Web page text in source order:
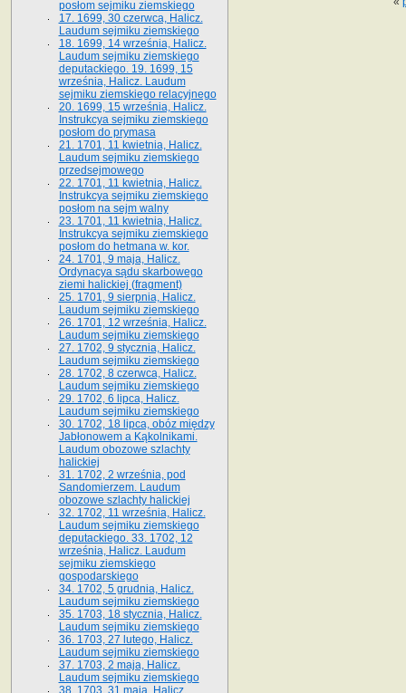
posłom sejmiku ziemskiego
17. 1699, 30 czerwca, Halicz.
Laudum sejmiku ziemskiego
18. 1699, 14 września, Halicz.
Laudum sejmiku ziemskiego
deputackiego. 19. 1699, 15
września, Halicz. Laudum
sejmiku ziemskiego relacyjnego
20. 1699, 15 września, Halicz.
Instrukcya sejmiku ziemskiego
posłom do prymasa
21. 1701, 11 kwietnia, Halicz.
Laudum sejmiku ziemskiego
przedsejmowego
22. 1701, 11 kwietnia, Halicz.
Instrukcya sejmiku ziemskiego
posłom na sejm walny
23. 1701, 11 kwietnia, Halicz.
Instrukcya sejmiku ziemskiego
posłom do hetmana w. kor.
24. 1701, 9 maja, Halicz.
Ordynacya sądu skarbowego
ziemi halickiej (fragment)
25. 1701, 9 sierpnia, Halicz.
Laudum sejmiku ziemskiego
26. 1701, 12 września, Halicz.
Laudum sejmiku ziemskiego
27. 1702, 9 stycznia, Halicz.
Laudum sejmiku ziemskiego
28. 1702, 8 czerwca, Halicz.
Laudum sejmiku ziemskiego
29. 1702, 6 lipca, Halicz.
Laudum sejmiku ziemskiego
30. 1702, 18 lipca, obóz między
Jabłonowem a Kąkolnikami.
Laudum obozowe szlachty
halickiej
31. 1702, 2 września, pod
Sandomierzem. Laudum
obozowe szlachty halickiej
32. 1702, 11 września, Halicz.
Laudum sejmiku ziemskiego
deputackiego. 33. 1702, 12
września, Halicz. Laudum
sejmiku ziemskiego
gospodarskiego
34. 1702, 5 grudnia, Halicz.
Laudum sejmiku ziemskiego
35. 1703, 18 stycznia, Halicz.
Laudum sejmiku ziemskiego
36. 1703, 27 lutego, Halicz.
Laudum sejmiku ziemskiego
37. 1703, 2 maja, Halicz.
Laudum sejmiku ziemskiego
38. 1703, 31 maja, Halicz.